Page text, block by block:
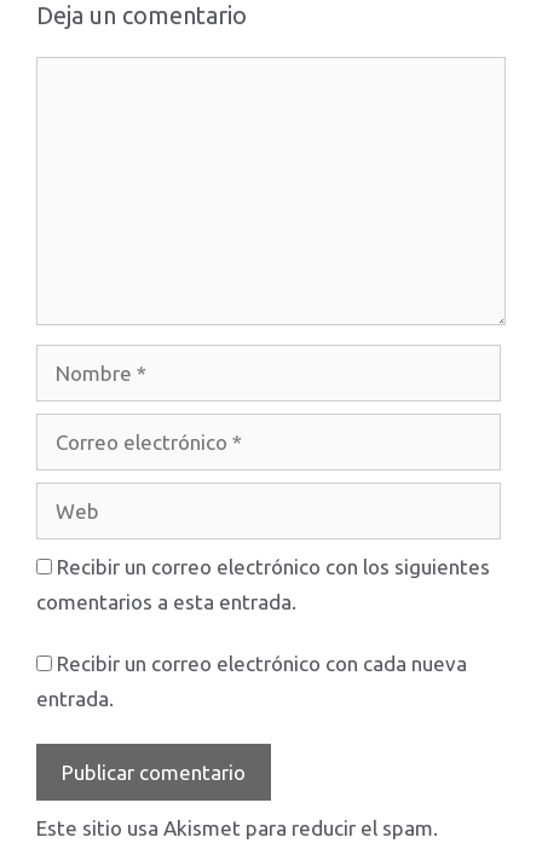
Deja un comentario
electrónico
Recibir un correo electrónico con los siguientes
comentarios a esta entrada.
Recibir un correo electrónico con cada nueva
entrada.
Este sitio usa Akismet para reducir el spam.